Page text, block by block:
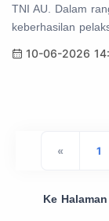
TNI AU. Dalam
keberhasilan
10-06-2026
« 1
Ke Halaman